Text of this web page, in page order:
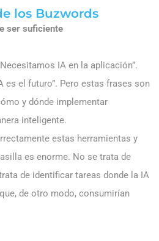
los Buzwords
ser suficiente
IA en la aplicación”.
es el futuro”. Pero estas frases son
y dónde implementar
inteligente.
estas herramientas y
es enorme. No se trata de
de identificar tareas donde la IA
de otro modo, consumirían